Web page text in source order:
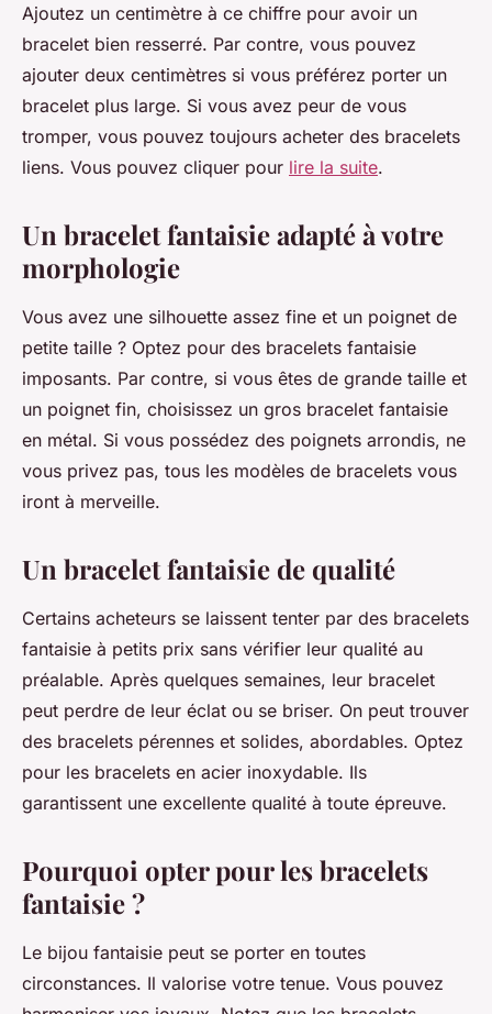
Ajoutez un centimètre à ce chiffre pour avoir un
bracelet bien resserré. Par contre, vous pouvez
ajouter deux centimètres si vous préférez porter un
bracelet plus large. Si vous avez peur de vous
tromper, vous pouvez toujours acheter des bracelets
liens. Vous pouvez cliquer pour lire la suite.
Un bracelet fantaisie adapté à votre
morphologie
Vous avez une silhouette assez fine et un poignet de
petite taille ? Optez pour des bracelets fantaisie
imposants. Par contre, si vous êtes de grande taille et
un poignet fin, choisissez un gros bracelet fantaisie
en métal. Si vous possédez des poignets arrondis, ne
vous privez pas, tous les modèles de bracelets vous
iront à merveille.
Un bracelet fantaisie de qualité
Certains acheteurs se laissent tenter par des bracelets
fantaisie à petits prix sans vérifier leur qualité au
préalable. Après quelques semaines, leur bracelet
peut perdre de leur éclat ou se briser. On peut trouver
des bracelets pérennes et solides, abordables. Optez
pour les bracelets en acier inoxydable. Ils
garantissent une excellente qualité à toute épreuve.
Pourquoi opter pour les bracelets
fantaisie ?
Le bijou fantaisie peut se porter en toutes
circonstances. Il valorise votre tenue. Vous pouvez